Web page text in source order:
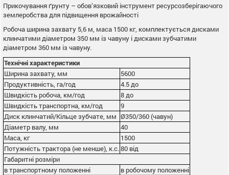
Прикочування ґрунту – обов’язковий інструмент ресурсозберігаючого
землеробства для підвищення врожайності
Робоча ширина захвату 5,6 м, маса 1500 кг, комплектується дисками
клинчатими діаметром 350 мм із чавуну і дисками зубчатими
діаметром 360 мм із чавуну.
Технічні характеристики
Ширина захвату, мм
5600
Продуктивність, га/год
4.5 до
Швидкість робоча, км/год
8 до
Швидкість транспортна, км/год
9
Диск клинчатий/Кільце зубчате, мм Ø350/360 (чавун)
Діаметр валу, мм
40
Маса, кг
1500
Потужність трактора (не менше), к.с. 80 від
Габаритні розміри
в транспортному положенні
в робочому положенні